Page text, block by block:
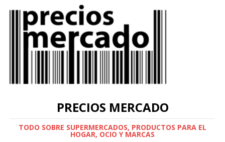
PRECIOS MERCADO
TODO SOBRE SUPERMERCADOS, PRODUCTOS PARA EL
HOGAR, OCIO Y MARCAS